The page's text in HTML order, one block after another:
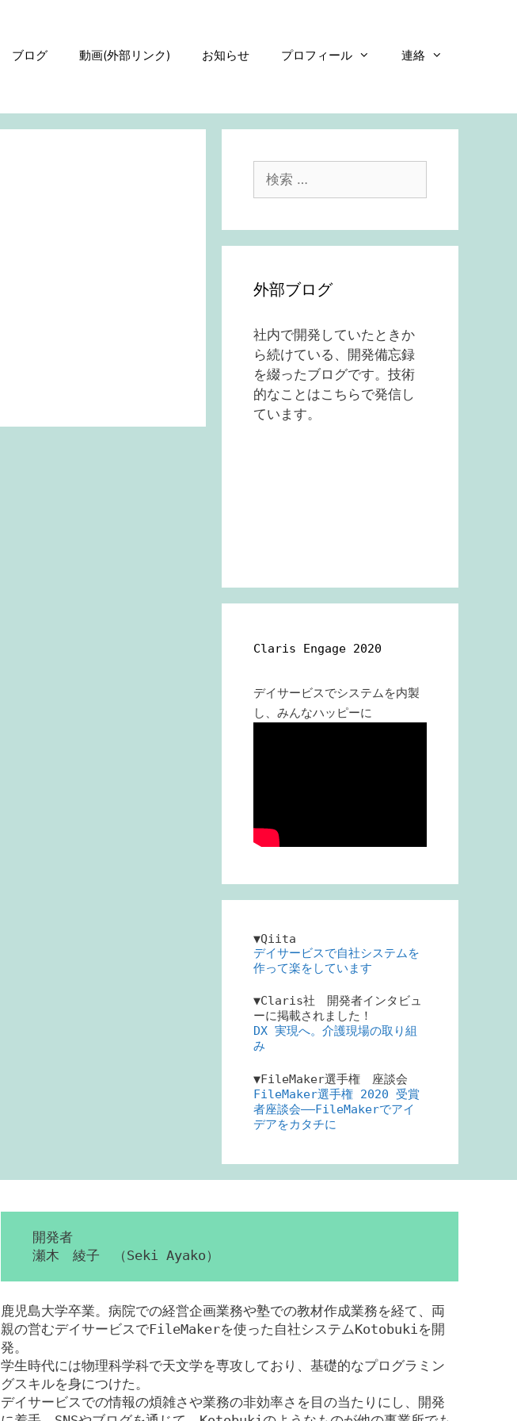
ブログ 動画(外部リンク) お知らせ プロフィール 連絡
索:
外部ブログ
社内で開発していたときか
ら続けている、開発備忘録
を綴ったブログです。技術
的なことはこちらで発信し
ています。
Claris Engage 2020
デイサービスでシステムを内製
し、みんなハッピーに
▼Qiita
デイサービスで自社システムを
作って楽をしています
▼Claris社 開発者インタビュ
ーに掲載されました！
DX 実現へ。介護現場の取り組
み
▼FileMaker選手権 座談会
FileMaker選手権 2020 受賞
者座談会――FileMakerでアイ
デアをカタチに
開発者
瀬木 綾子 （Seki Ayako）
鹿児島大学卒業。病院での経営企画業務や塾での教材作成業務を経て、両
親の営むデイサービスでFileMakerを使った自社システムKotobukiを開
発。
学生時代には物理科学科で天文学を専攻しており、基礎的なプログラミン
グスキルを身につけた。
デイサービスでの情報の煩雑さや業務の非効率さを目の当たりにし、開発